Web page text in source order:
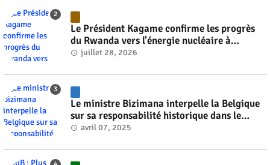
Le Président Kagame confirme les progrès
du Rwanda vers l'énergie nucléaire à
l'horizon 2030 #rwanda #RwOT
juillet 28, 2026
Le ministre Bizimana interpelle la Belgique
sur sa responsabilité historique dans le
génocide #rwanda #RwOT
avril 07, 2025